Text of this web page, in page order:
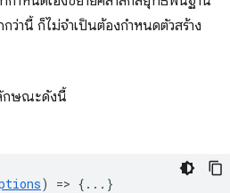
านี้ ก็ไม่จำเป็นต้องกำหนดตัวสร้าง
กษณะดังนี้
) => {...}